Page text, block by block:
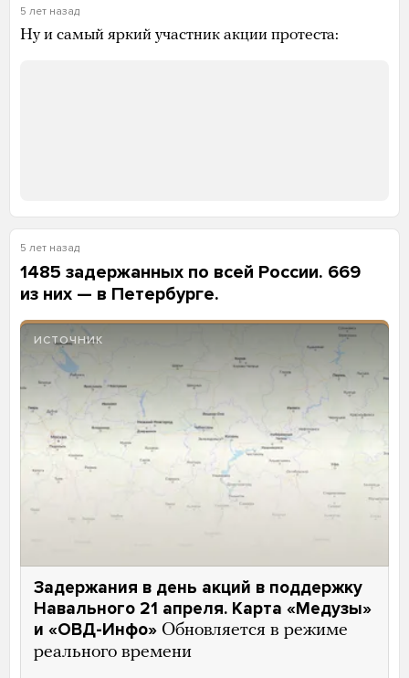
5 лет назад
Ну и самый яркий участник акции протеста:
5 лет назад
1485 задержанных по всей России. 669
из них — в Петербурге.
ИСТОЧНИК
Задержания в день акций в поддержку
Навального 21 апреля. Карта «Медузы»
и «ОВД-Инфо» Обновляется в режиме
реального времени